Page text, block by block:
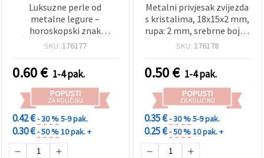
Luksuzne perle od
metalne legure –
horoskopski znak
Škorpion s kristalnim
12,5 x 12,5 x 5 mm, rupe
2,5 mm i 8 mm, set od 2
kom, za izradu nakita
SKU: 176177
0.60€ 1-4 pak.
POPUSTI
ZA KOLIČINU
0.42 €- 30 %5-9 pak.
0.30 €- 50 %10 pak. +
Metalni privjesak zvijezda
s kristalima, 18x15x2 mm,
rupa: 2 mm, srebrne boje -
2 komada
SKU: 176178
0.50€ 1-4 pak.
POPUSTI
ZA KOLIČINU
0.35 €- 30 %5-9 pak.
0.25 €- 50 %10 pak. +